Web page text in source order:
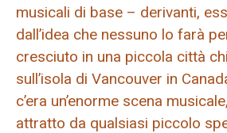
musicali di base – derivanti,
dall’idea che nessuno lo farà
cresciuto in una piccola città
sull’isola di Vancouver in
c’era un’enorme scena
attratto da qualsiasi piccolo